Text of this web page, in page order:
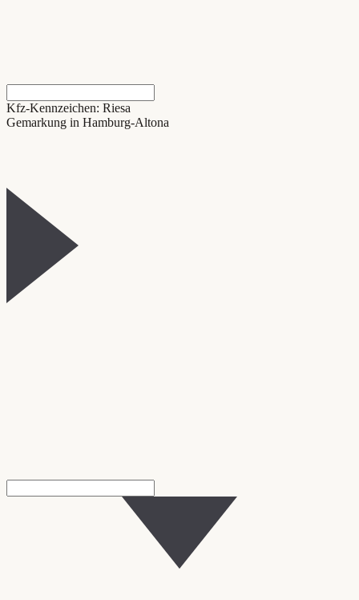
Kfz-Kennzeichen: Riesa
Gemarkung in Hamburg-Altona